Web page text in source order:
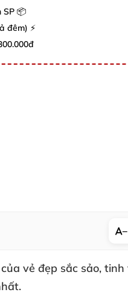
SP 📦
đêm) ⚡
−
vẻ đẹp sắc sảo,